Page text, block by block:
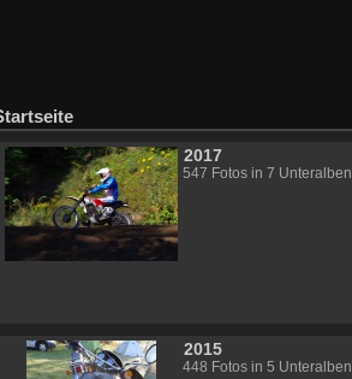
2017
547 Fotos in 7 Unteralben
2015
448 Fotos in 5 Unteralben